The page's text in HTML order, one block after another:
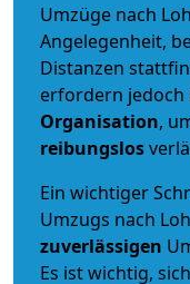
Umzüge nach
Angelegenheit,
Distanzen
erfordern jedoch
Organisation,
reibungslos
Ein wichtiger
Umzugs nach
zuverlässigen
Es ist wichtig,